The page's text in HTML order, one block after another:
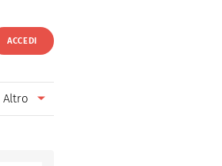
ACCEDI
Altro